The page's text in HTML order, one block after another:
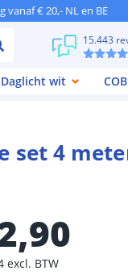
vanaf € 20,- NL en BE
15.443
Daglicht wit COB
set 4
,90
excl. BTW